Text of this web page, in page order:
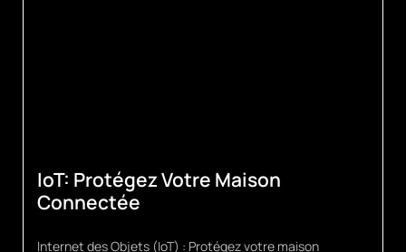
IoT: Protégez Votre Maison
Connectée
Internet des Objets (IoT) : Protégez votre maison